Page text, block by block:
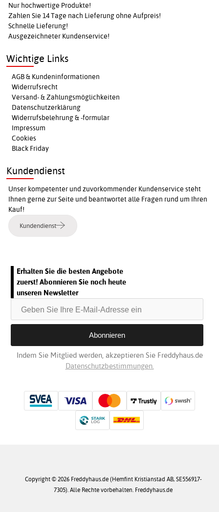
Nur hochwertige Produkte!
Zahlen Sie 14 Tage nach Lieferung ohne Aufpreis!
Schnelle Lieferung!
Ausgezeichneter Kundenservice!
Wichtige Links
AGB & Kundeninformationen
Widerrufsrecht
Versand- & Zahlungsmöglichkeiten
Datenschutzerklärung
Widerrufsbelehrung & -formular
Impressum
Cookies
Black Friday
Kundendienst
Unser kompetenter und zuvorkommender Kundenservice steht
Ihnen gerne zur Seite und beantwortet alle Fragen rund um Ihren
Kauf!
Kundendienst
Erhalten Sie die besten Angebote
zuerst! Abonnieren Sie noch heute
unseren Newsletter
Indem Sie Mitglied werden, akzeptieren Sie Freddyhaus.de
Datenschutzbestimmungen.
Copyright © 2026 Freddyhaus.de (Hemfint Kristianstad AB, SE556917-
7305). Alle Rechte vorbehalten. Freddyhaus.de